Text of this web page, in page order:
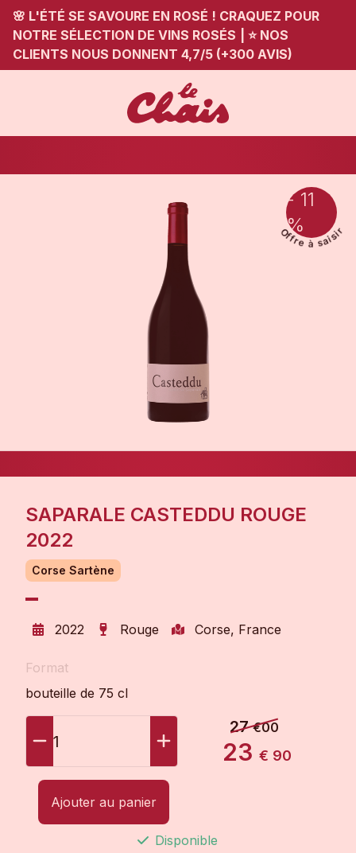
🌸 L'ÉTÉ SE SAVOURE EN ROSÉ ! CRAQUEZ POUR
NOTRE SÉLECTION DE VINS ROSÉS
⭐ NOS
CLIENTS NOUS DONNENT 4,7/5 (+300 AVIS)
- 11
%
SAPARALE CASTEDDU ROUGE
2022
Corse Sartène
2022 Rouge Corse, France
Format
bouteille de 75 cl
1
27€00
23€ 90
Ajouter au panier
Disponible